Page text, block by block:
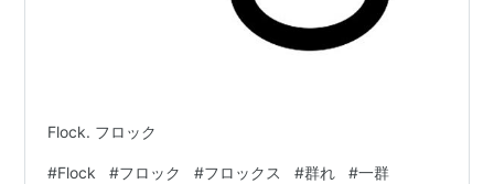
Flock. フロック
#Flock #フロック #フロックス #群れ #一群